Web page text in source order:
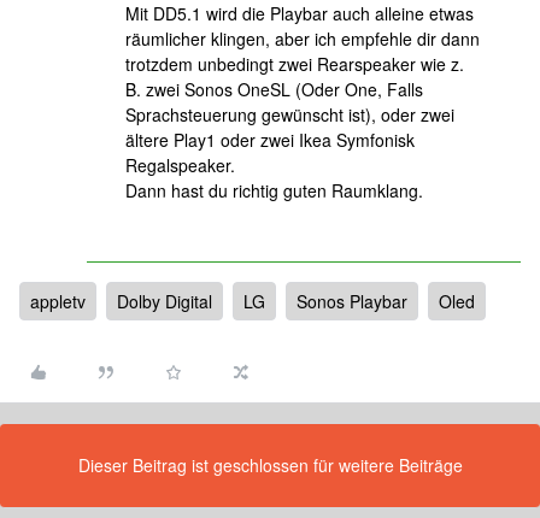
Mit DD5.1 wird die Playbar auch alleine etwas
räumlicher klingen, aber ich empfehle dir dann
trotzdem unbedingt zwei Rearspeaker wie z.
B. zwei Sonos OneSL (Oder One, Falls
Sprachsteuerung gewünscht ist), oder zwei
ältere Play1 oder zwei Ikea Symfonisk
Regalspeaker.
Dann hast du richtig guten Raumklang.
appletv Dolby Digital LG Sonos Playbar Oled
Dieser Beitrag ist geschlossen für weitere Beiträge